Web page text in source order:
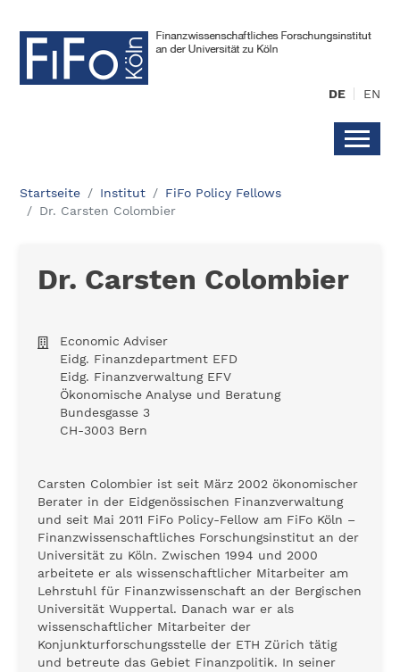
DE EN
Startseite Institut
FiFo Policy Fellows
Dr. Carsten Colombier
Dr. Carsten Colombier
Economic Adviser
Eidg. Finanzdepartment EFD
Eidg. Finanzverwaltung EFV
Ökonomische Analyse und Beratung
Bundesgasse 3
CH-3003 Bern
Carsten Colombier ist seit März 2002 ökonomischer
Berater in der Eidgenössischen Finanzverwaltung
und seit Mai 2011 FiFo Policy-Fellow am FiFo Köln –
Finanzwissenschaftliches Forschungsinstitut an der
Universität zu Köln. Zwischen 1994 und 2000
arbeitete er als wissenschaftlicher Mitarbeiter am
Lehrstuhl für Finanzwissenschaft an der Bergischen
Universität Wuppertal. Danach war er als
wissenschaftlicher Mitarbeiter der
Konjunkturforschungsstelle der ETH Zürich tätig
und betreute das Gebiet Finanzpolitik. In seiner